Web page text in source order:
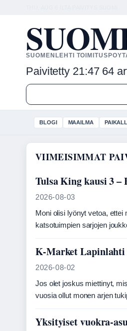
SUOMENLEHTI
Paivitetty 21:47 64
BLOGI MAAILMA
VIIMEISIMMAT
Tulsa King kausi 3
2026-08-03
Moni olisi lyönyt vetoa, ettei
katsotuimpien sarjojen
K-Market Lapinlahti
2026-08-02
Jos olet joskus miettinyt,
vuosia ollut monen arjen
Yksityiset vuokra-